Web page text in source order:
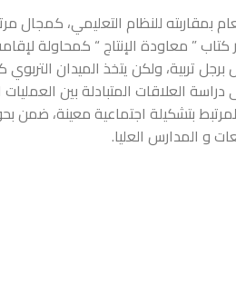
بمقاربته للنظام التعليمي، كمجال
كتاب ” معاودة الإنتاج “ كمحاولة
برجل تربية، ولكن يتخذ الميدان
العلاقات المتبادلة بين العمليات
بتشكيلة اجتماعية معينة، ضمن
و المدارس العليا.